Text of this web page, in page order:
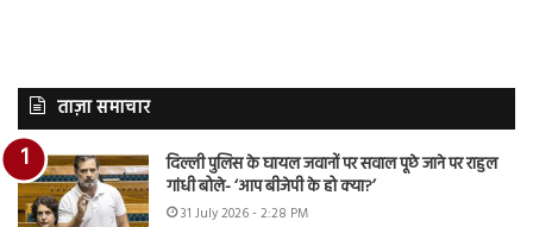
ताज़ा समाचार
दिल्ली पुलिस के घायल जवानों पर सवाल पूछे जाने पर राहुल
गांधी बोले- ‘आप बीजेपी के हो क्या?’
31 July 2026 - 2:28 PM